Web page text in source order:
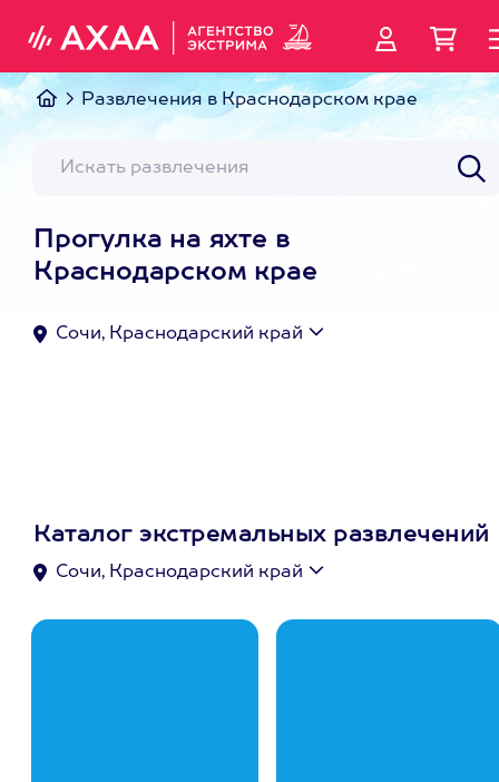
Развлечения в Краснодарском крае
Прогулка на яхте в
Краснодарском крае
Сочи, Краснодарский край
Каталог экстремальных развлечений
Сочи, Краснодарский край